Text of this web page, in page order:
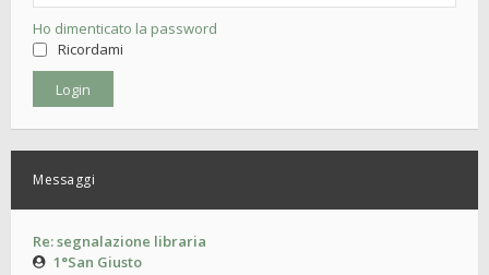
Ho dimenticato la password
Ricordami
Messaggi
Re: segnalazione libraria
1°San Giusto